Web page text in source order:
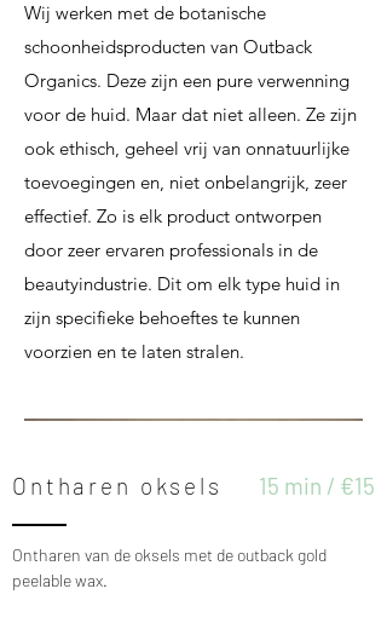
Wij werken met de botanische
schoonheidsproducten van Outback
Organics. Deze zijn een pure verwenning
voor de huid. Maar dat niet alleen. Ze zijn
ook ethisch, geheel vrij van onnatuurlijke
toevoegingen en, niet onbelangrijk, zeer
effectief. Zo is elk product ontworpen
door zeer ervaren professionals in de
beautyindustrie. Dit om elk type huid in
zijn specifieke behoeftes te kunnen
voorzien en te laten stralen.
Ontharen oksels 15 min / €15
Ontharen van de oksels met de outback gold
peelable wax.